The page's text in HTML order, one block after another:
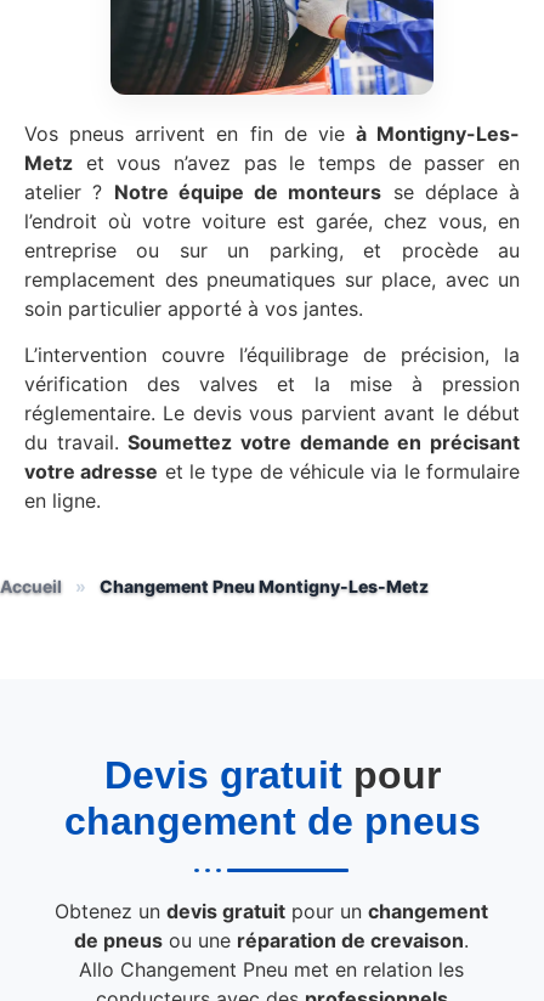
Vos pneus arrivent en fin de vie à Montigny-Les-
Metz et vous n’avez pas le temps de passer en
atelier ? Notre équipe de monteurs se déplace à
l’endroit où votre voiture est garée, chez vous, en
entreprise ou sur un parking, et procède au
remplacement des pneumatiques sur place, avec un
soin particulier apporté à vos jantes.
L’intervention couvre l’équilibrage de précision, la
vérification des valves et la mise à pression
réglementaire. Le devis vous parvient avant le début
du travail.Soumettez votre demande en précisant
votre adresse et le type de véhicule via le formulaire
en ligne.
Accueil » Changement Pneu Montigny-Les-Metz
Devis gratuitpour
changement de pneus
Obtenez undevis gratuit pour unchangement
de pneus ou une réparation de crevaison.
Allo Changement Pneu met en relation les